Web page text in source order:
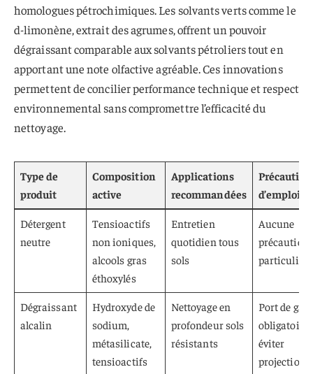
homologues pétrochimiques. Les solvants verts comme le
d-limonène, extrait des agrumes, offrent un pouvoir
dégraissant comparable aux solvants pétroliers tout en
apportant une note olfactive agréable. Ces innovations
permettent de concilier performance technique et respect
environnemental sans compromettre l’efficacité du
nettoyage.
Type de
produit
Composition
active
Applications
recommandées
d’emploi
Détergent
neutre
Tensioactifs
non ioniques,
alcools gras
éthoxylés
Entretien
quotidien tous
sols
Aucune
précaution
particulière
Dégraissant
alcalin
Hydroxyde de
sodium,
métasilicate,
tensioactifs
Nettoyage en
profondeur sols
résistants
Port de
obligatoire,
éviter
projections